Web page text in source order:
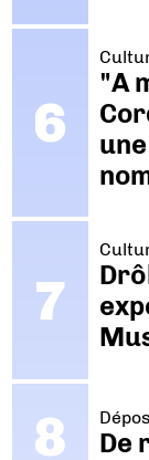
"A
De